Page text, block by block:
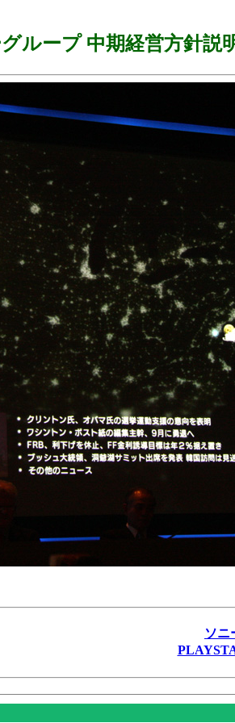
グループ 中期経営方針説
ソニ